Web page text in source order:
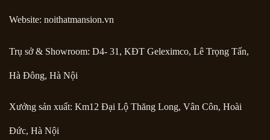
Website: noithatmansion.vn
Trụ sở & Showroom: D4- 31, KĐT Geleximco, Lê Trọng Tấn,
Hà Đông, Hà Nội
Xưởng sản xuất: Km12 Đại Lộ Thăng Long, Vân Côn, Hoài
Đức, Hà Nội